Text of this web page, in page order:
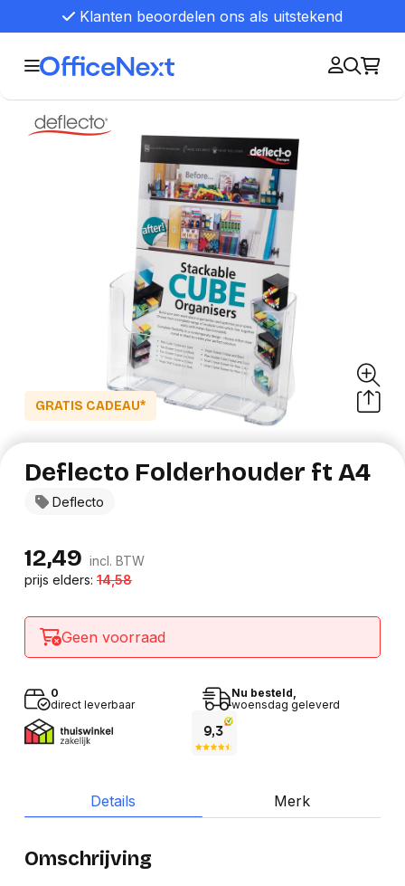
Klanten beoordelen ons als uitstekend
GRATIS CADEAU*
Deflecto
Deflecto Folderhouder ft A4
12,49 incl. BTW
prijs elders:14,58
Geen voorraad
0
direct leverbaar
Nu besteld,
woensdag geleverd
Details Merk
Omschrijving